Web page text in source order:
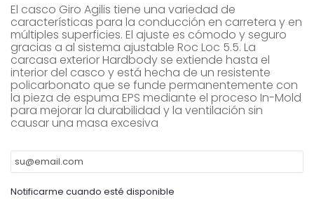
El casco Giro Agilis tiene una variedad de
características para la conducción en carretera y en
múltiples superficies. El ajuste es cómodo y seguro
gracias a al sistema ajustable Roc Loc 5.5. La
carcasa exterior Hardbody se extiende hasta el
interior del casco y está hecha de un resistente
policarbonato que se funde permanentemente con
la pieza de espuma EPS mediante el proceso In-Mold
para mejorar la durabilidad y la ventilación sin
causar una masa excesiva
Notificarme cuando esté disponible